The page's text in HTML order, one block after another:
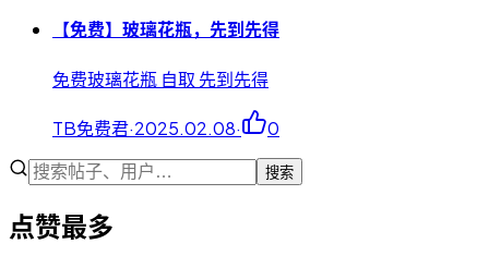
【免费】玻璃花瓶，先到先得
免费玻璃花瓶 自取 先到先得
TB免费君·2025.02.08· 0
搜索
点赞最多